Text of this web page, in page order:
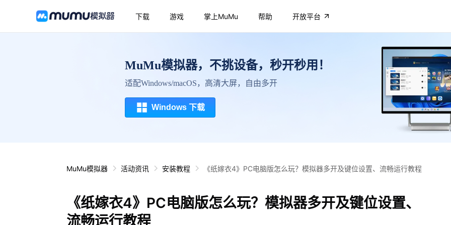
下载 游戏 掌上MuMu 帮助 开放平台
MuMu模拟器，不挑设备，秒开秒用！
适配Windows/macOS，高清大屏，自由多开
Windows 下载
MuMu模拟器 活动资讯 安装教程 《纸嫁衣4》PC电脑版怎么玩？模拟器多开及键位设置、流畅运行教程
《纸嫁衣4》PC电脑版怎么玩？模拟器多开及键位设置、
流畅运行教程